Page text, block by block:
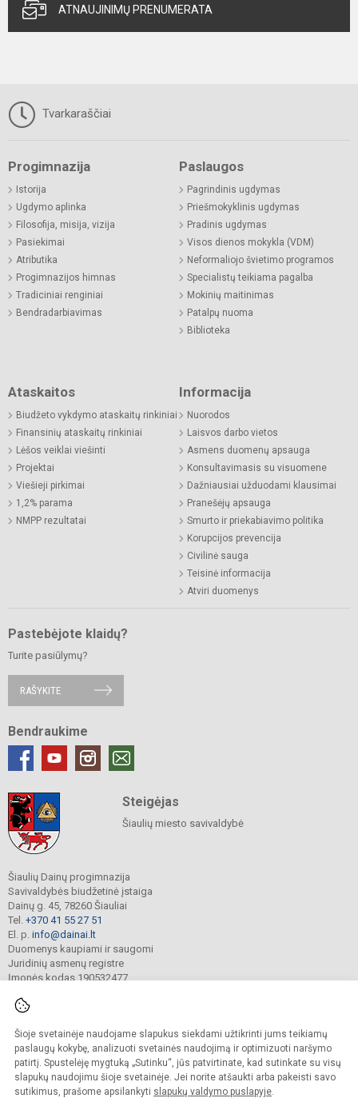
Šioje svetainėje naudojame slapukus siekdami užtikrinti jums teikiamų
paslaugų kokybę, analizuoti svetainės naudojimą ir optimizuoti naršymo
patirtį. Spustelėję mygtuką „Sutinku“, jūs patvirtinate, kad sutinkate su visų
slapukų naudojimu šioje svetainėje. Jei norite atšaukti arba pakeisti savo
sutikimus, prašome apsilankyti slapukų valdymo puslapyje.
ATNAUJINIMŲ PRENUMERATA
Tvarkaraščiai
Progimnazija
Istorija
Ugdymo aplinka
Filosofija, misija, vizija
Pasiekimai
Atributika
Progimnazijos himnas
Tradiciniai renginiai
Bendradarbiavimas
Paslaugos
Pagrindinis ugdymas
Priešmokyklinis ugdymas
Pradinis ugdymas
Visos dienos mokykla (VDM)
Neformaliojo švietimo programos
Specialistų teikiama pagalba
Mokinių maitinimas
Patalpų nuoma
Biblioteka
Ataskaitos
Biudžeto vykdymo ataskaitų rinkiniai
Finansinių ataskaitų rinkiniai
Lėšos veiklai viešinti
Projektai
Viešieji pirkimai
1,2% parama
NMPP rezultatai
Informacija
Nuorodos
Laisvos darbo vietos
Asmens duomenų apsauga
Konsultavimasis su visuomene
Dažniausiai užduodami klausimai
Pranešėjų apsauga
Smurto ir priekabiavimo politika
Korupcijos prevencija
Civilinė sauga
Teisinė informacija
Atviri duomenys
Pastebėjote klaidų?
Turite pasiūlymų?
RAŠYKITE
Bendraukime
Steigėjas
Šiaulių miesto savivaldybė
Šiaulių Dainų progimnazija
Savivaldybės biudžetinė įstaiga
Dainų g. 45, 78260 Šiauliai
Tel. +370 41 55 27 51
El. p. info@dainai.lt
Duomenys kaupiami ir saugomi
Juridinių asmenų registre
Įmonės kodas 190532477
© 2023. Šiaulių Dainų progimnazija. Visos teisės saugomos.
Kopijuoti turinį be raštiško gimnazijos sutikimo griežtai draudžiama.
Prieinamumo paraiška Slapukų politika
Sumanus būdas atnaujinti